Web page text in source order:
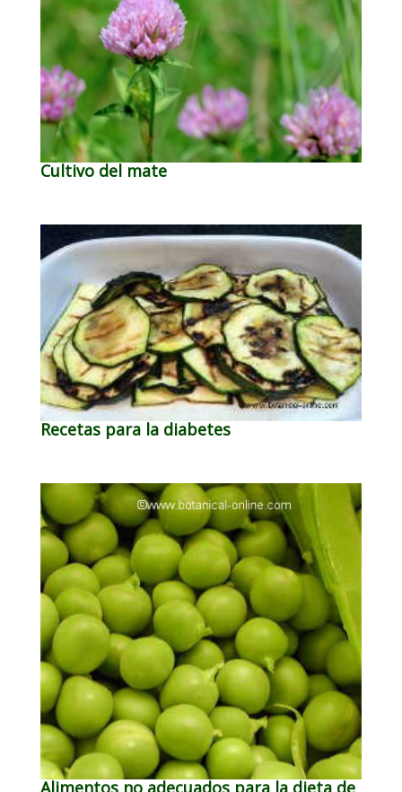
Cultivo del mate
Recetas para la diabetes
Alimentos no adecuados para la dieta de